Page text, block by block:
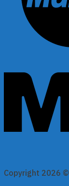
Copyright 2026 ©